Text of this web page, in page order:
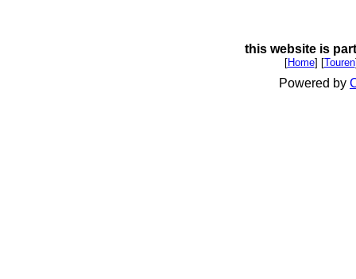
this website is
[Home] [Touren
Powered by